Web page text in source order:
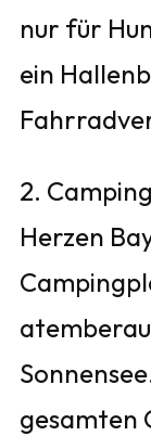
nur für
ein
2.
Herzen
gesamten